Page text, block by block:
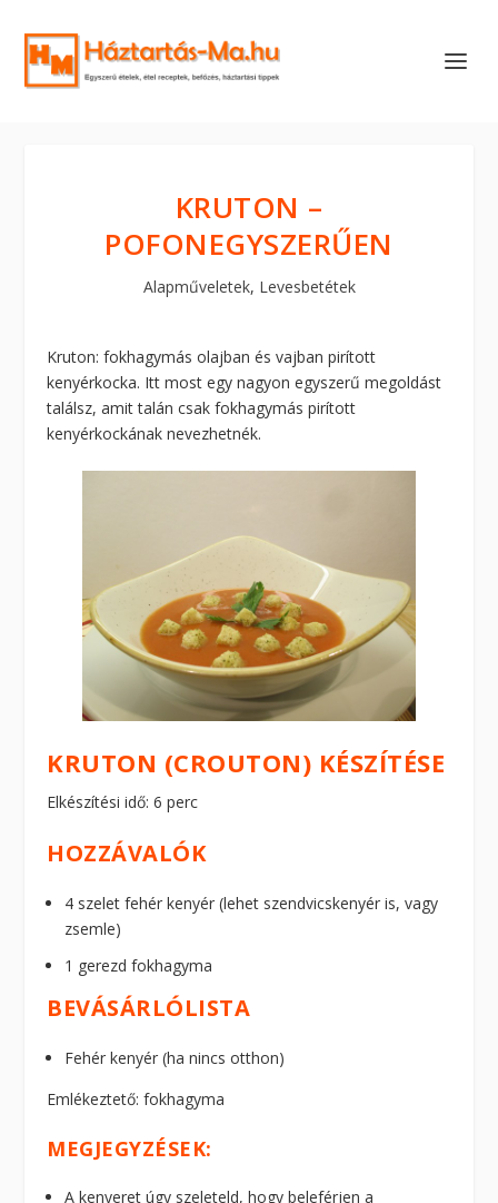
KRUTON –
POFONEGYSZERŰEN
Alapműveletek, Levesbetétek
Kruton: fokhagymás olajban és vajban pirított
kenyérkocka. Itt most egy nagyon egyszerű megoldást
találsz, amit talán csak fokhagymás pirított
kenyérkockának nevezhetnék.
KRUTON (CROUTON) KÉSZÍTÉSE
Elkészítési idő: 6 perc
HOZZÁVALÓK
4 szelet fehér kenyér (lehet szendvicskenyér is, vagy
zsemle)
1 gerezd fokhagyma
BEVÁSÁRLÓLISTA
Fehér kenyér (ha nincs otthon)
Emlékeztető: fokhagyma
MEGJEGYZÉSEK:
A kenyeret úgy szeleteld, hogy beleférjen a